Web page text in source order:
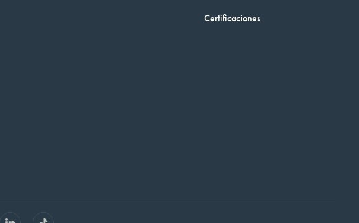
Certificaciones